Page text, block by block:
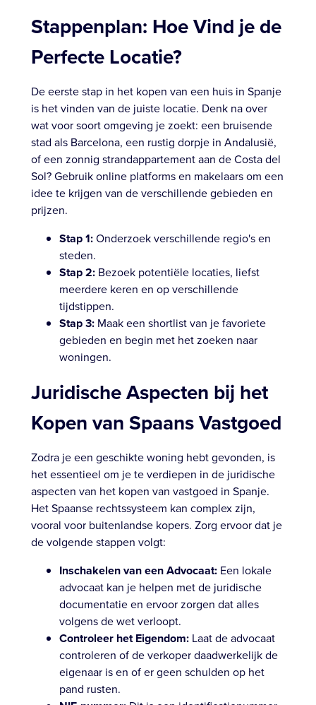
Stappenplan: Hoe Vind je de
Perfecte Locatie?
De eerste stap in het kopen van een huis in Spanje
is het vinden van de juiste locatie. Denk na over
wat voor soort omgeving je zoekt: een bruisende
stad als Barcelona, een rustig dorpje in Andalusië,
of een zonnig strandappartement aan de Costa del
Sol? Gebruik online platforms en makelaars om een
idee te krijgen van de verschillende gebieden en
prijzen.
Stap 1:Onderzoek verschillende regio's en
steden.
Stap 2: Bezoek potentiële locaties, liefst
meerdere keren en op verschillende
tijdstippen.
Stap 3: Maak een shortlist van je favoriete
gebieden en begin met het zoeken naar
woningen.
Juridische Aspecten bij het
Kopen van Spaans Vastgoed
Zodra je een geschikte woning hebt gevonden, is
het essentieel om je te verdiepen in de juridische
aspecten van het kopen van vastgoed in Spanje.
Het Spaanse rechtssysteem kan complex zijn,
vooral voor buitenlandse kopers. Zorg ervoor dat je
de volgende stappen volgt:
Inschakelen van een Advocaat: Een lokale
advocaat kan je helpen met de juridische
documentatie en ervoor zorgen dat alles
volgens de wet verloopt.
Controleer het Eigendom: Laat de advocaat
controleren of de verkoper daadwerkelijk de
eigenaar is en of er geen schulden op het
pand rusten.